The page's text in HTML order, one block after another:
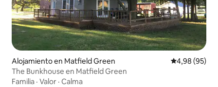
Alojamiento en Matfield Green Calificación
4,98 (95)
The Bunkhouse en Matfield Green
Familia · Valor · Calma